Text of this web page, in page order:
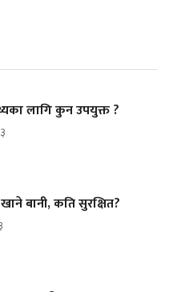
लागि कुन उपयुक्त ?
बानी, कति सुरक्षित?